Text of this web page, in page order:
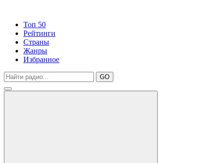
Топ 50
Рейтинги
Страны
Жанры
Избранное
GO